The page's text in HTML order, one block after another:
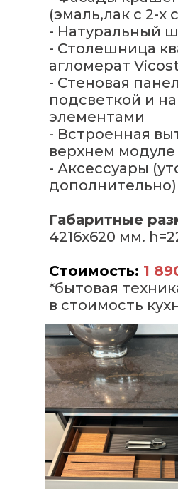
Кухни на
(эмаль,лак с 2-х
- Натуральный
- Столешница
агломерат
- Стеновая
подсветкой и
элементами
- Встроенная
верхнем модуле
- Аксессуары
дополнительно)
Габаритные
4216х620 мм.
Стоимость: 1
*бытовая
в стоимость